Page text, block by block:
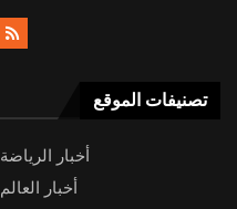
تصنيفات الموقع
أخبار الرياضة
أخبار العالم